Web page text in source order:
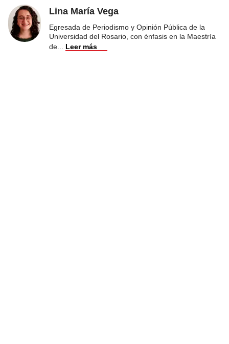
Lina María Vega
Egresada de Periodismo y Opinión Pública de la
Universidad del Rosario, con énfasis en la Maestría
de
Leer más